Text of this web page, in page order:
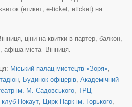
(етикет, e-ticket, eticket) на
ціни на квитки в партер, балкон,
афіша міста Вінниця.
Міський палац мистецтв «Зоря»,
, Будинок офіцерів, Академічний
ім. М. Садовського, ТРЦ
Нокаут, Цирк Парк ім. Горького,